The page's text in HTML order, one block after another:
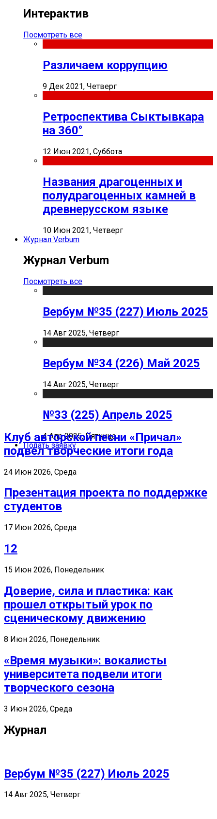
Интерактив
Посмотреть все
Различаем коррупцию
9 Дек 2021, Четверг
Ретроспектива Сыктывкара
на 360°
12 Июн 2021, Суббота
Названия драгоценных и
полудрагоценных камней в
древнерусском языке
10 Июн 2021, Четверг
Журнал Verbum
Журнал Verbum
Посмотреть все
Вербум №35 (227) Июль 2025
14 Авг 2025, Четверг
Вербум №34 (226) Май 2025
14 Авг 2025, Четверг
№33 (225) Апрель 2025
4 Апр 2025, Пятница
Подать заявку
Клуб авторской песни «Причал»
подвел творческие итоги года
24 Июн 2026, Среда
Презентация проекта по поддержке
студентов
17 Июн 2026, Среда
12
15 Июн 2026, Понедельник
Доверие, сила и пластика: как
прошел открытый урок по
сценическому движению
8 Июн 2026, Понедельник
«Время музыки»: вокалисты
университета подвели итоги
творческого сезона
3 Июн 2026, Среда
Журнал
Вербум №35 (227) Июль 2025
14 Авг 2025, Четверг